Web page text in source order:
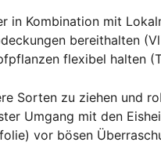
in Kombination mit
bereithalten
flexibel halten
Sorten zu ziehen und
Umgang mit den
vor bösen